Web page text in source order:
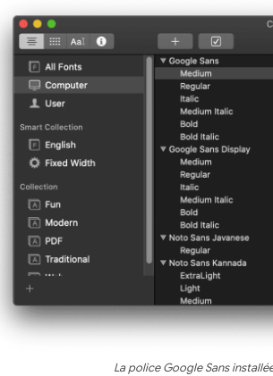
La police Google Sans